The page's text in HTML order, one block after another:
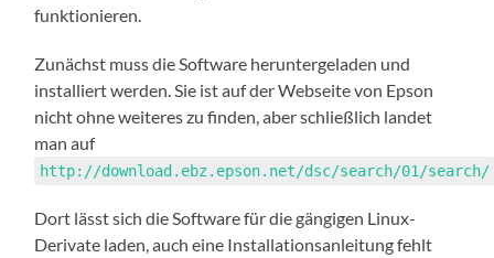
funktionieren.
Zunächst muss die Software heruntergeladen und
installiert werden. Sie ist auf der Webseite von Epson
nicht ohne weiteres zu finden, aber schließlich landet
man auf
http://download.ebz.epson.net/dsc/search/01/search/
Dort lässt sich die Software für die gängigen Linux-
Derivate laden, auch eine Installationsanleitung fehlt